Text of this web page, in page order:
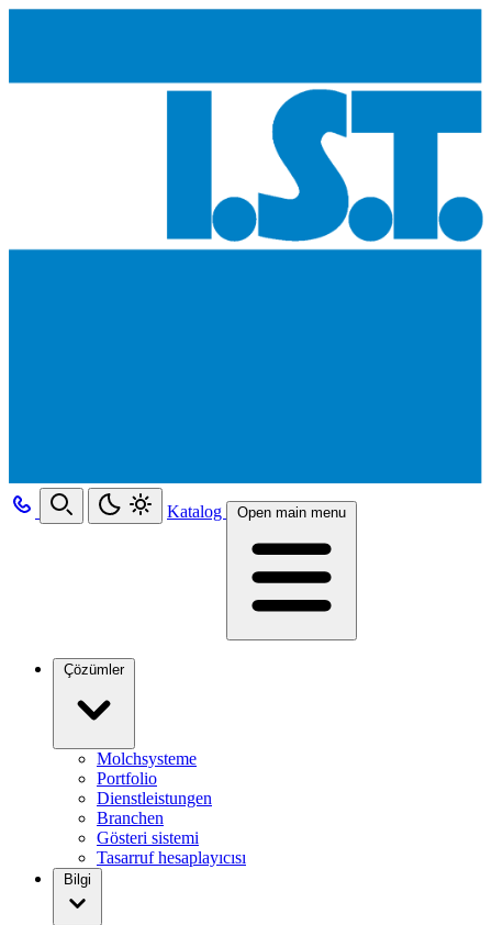
Katalog Open main menu
Çözümler
Molchsysteme
Portfolio
Dienstleistungen
Branchen
Gösteri sistemi
Tasarruf hesaplayıcısı
Bilgi